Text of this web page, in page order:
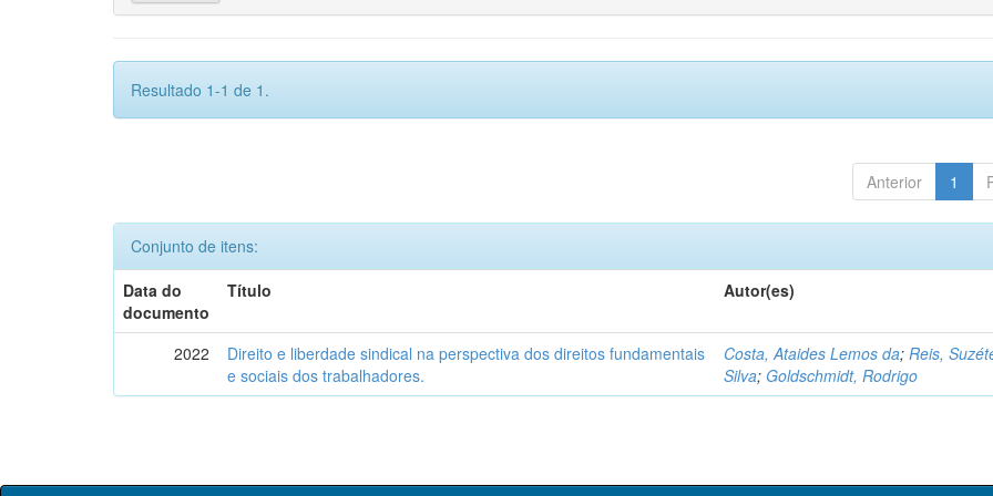
Resultado 1-1 de 1.
Anterior 1
Conjunto de itens:
Data do
documento
Título Autor(es)
2022
Direito e liberdade sindical na perspectiva dos direitos fundamentais
e sociais dos trabalhadores.
Costa, Ataides Lemos da;Reis,
Silva; Goldschmidt, Rodrigo